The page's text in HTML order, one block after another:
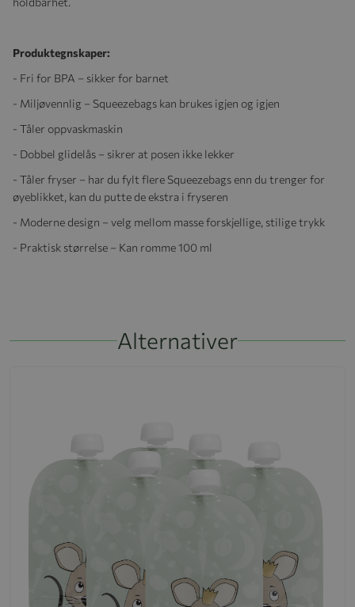
Produktegnskaper:
- Fri for BPA – sikker for barnet
- Miljøvennlig – Squeezebags kan brukes igjen og igjen
- Tåler oppvaskmaskin
- Dobbel glidelås – sikrer at posen ikke lekker
- Tåler fryser – har du fylt flere Squeezebags enn du trenger for
øyeblikket, kan du putte de ekstra i fryseren
- Moderne design – velg mellom masse forskjellige, stilige trykk
- Praktisk størrelse – Kan romme 100 ml
Alternativer